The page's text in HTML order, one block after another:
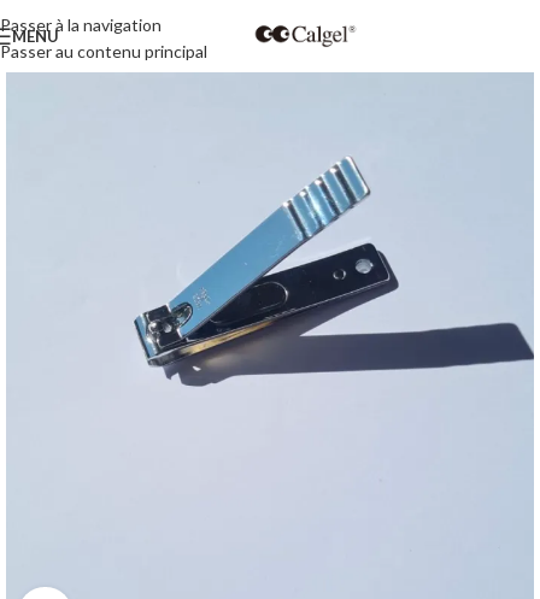
Passer à la navigation
Passer au contenu principal
MENU